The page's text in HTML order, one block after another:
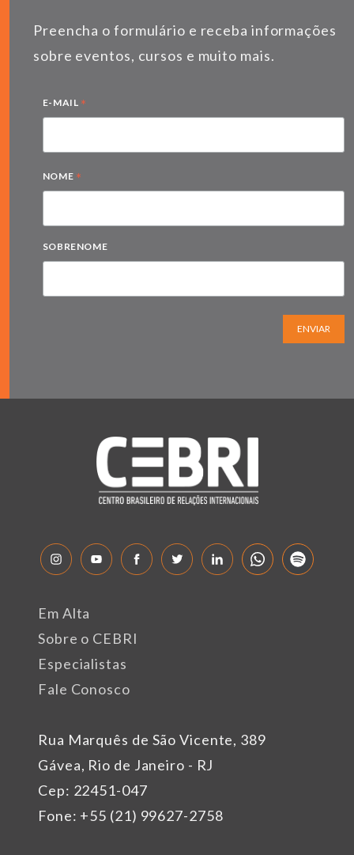
Preencha o formulário e receba informações
sobre eventos, cursos e muito mais.
E-MAIL *
NOME *
SOBRENOME
ENVIAR
Rua Marquês de São Vicente, 389
Gávea, Rio de Janeiro - RJ
Cep: 22451-047
Fone: +55 (21) 99627-2758
Em Alta
Sobre o CEBRI
Especialistas
Fale Conosco